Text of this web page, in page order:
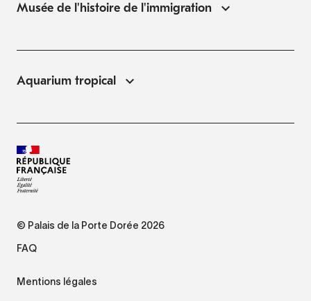
Musée de l'histoire de l'immigration
Aquarium tropical
© Palais de la Porte Dorée 2026
FAQ
Mentions légales